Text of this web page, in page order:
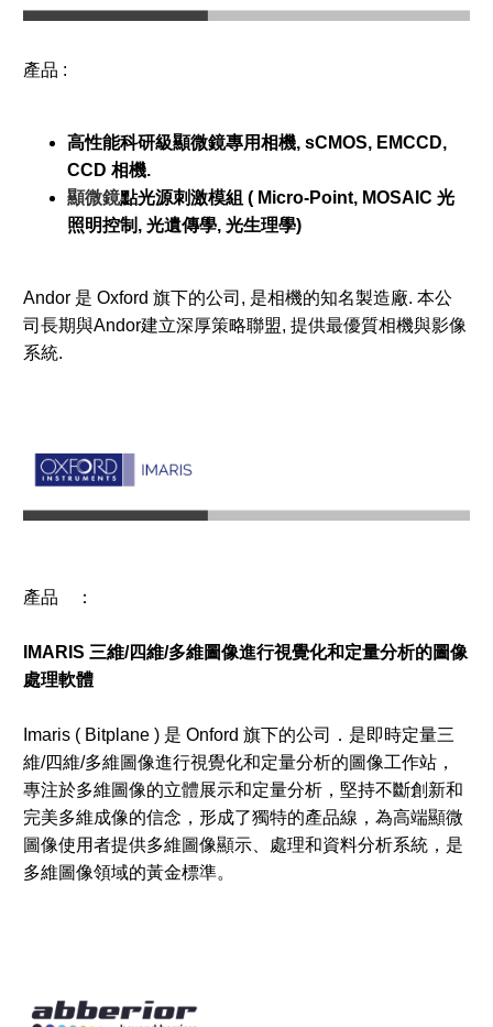
產品 :
高性能科研級顯微鏡專用相機, sCMOS, EMCCD,
CCD 相機.
顯微鏡點光源刺激模組 ( Micro-Point, MOSAIC 光
照明控制, 光遺傳學, 光生理學)
Andor 是 Oxford 旗下的公司, 是相機的知名製造廠. 本公
司長期與Andor建立深厚策略聯盟, 提供最優質相機與影像
系統.
產品 ：
IMARIS 三維/四維/多維圖像進行視覺化和定量分析的圖像
處理軟體
Imaris ( Bitplane ) 是 Onford 旗下的公司．是即時定量三
維/四維/多維圖像進行視覺化和定量分析的圖像工作站，
專注於多維圖像的立體展示和定量分析，堅持不斷創新和
完美多維成像的信念，形成了獨特的產品線，為高端顯微
圖像使用者提供多維圖像顯示、處理和資料分析系統，是
多維圖像領域的黃金標準。